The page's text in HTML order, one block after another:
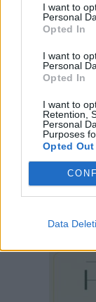
I want to
Personal
Opted In
I want to
Personal
Opted In
I want to
Retention,
Personal
Purposes
Opted Out
Data